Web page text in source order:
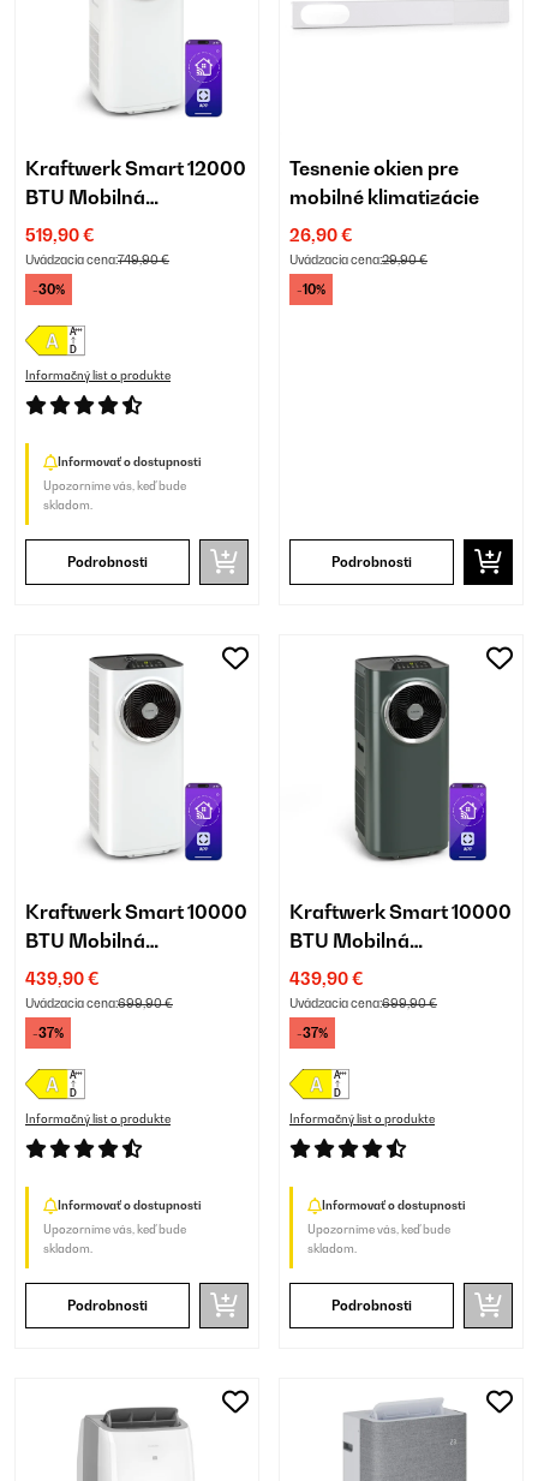
Kraftwerk Smart 12000
BTU Mobilná
Klimatizácia Biela
519,90 €
Uvádzacia cena:749,90 €
-30%
Informačný list o produkte
Informovať o dostupnosti
Upozorníme vás, keď bude
skladom.
Podrobnosti
Tesnenie okien pre
mobilné klimatizácie
26,90 €
Uvádzacia cena:29,90 €
-10%
Podrobnosti
Kraftwerk Smart 10000
BTU Mobilná
Klimatizácia Biela
439,90 €
Uvádzacia cena:699,90 €
-37%
Informačný list o produkte
Informovať o dostupnosti
Upozorníme vás, keď bude
skladom.
Podrobnosti
Kraftwerk Smart 10000
BTU Mobilná
Klimatizácia Antracit
439,90 €
Uvádzacia cena:699,90 €
-37%
Informačný list o produkte
Informovať o dostupnosti
Upozorníme vás, keď bude
skladom.
Podrobnosti